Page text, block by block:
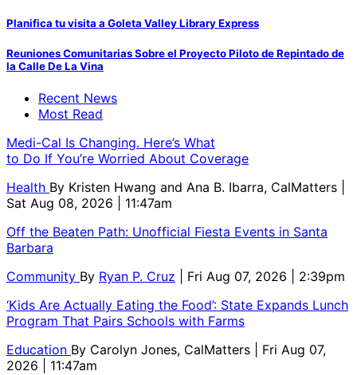
Planifica tu visita a Goleta Valley Library Express
Reuniones Comunitarias Sobre el Proyecto Piloto de Repintado de
la Calle De La Vina
Recent News
Most Read
Medi-Cal Is Changing. Here’s What
to Do If You’re Worried About Coverage
Health By Kristen Hwang and Ana B. Ibarra, CalMatters
Sat Aug 08, 2026 | 11:47am
Off the Beaten Path: Unofficial Fiesta Events in Santa
Barbara
Community By Ryan P. Cruz
| Fri Aug 07, 2026 | 2:39pm
‘Kids Are Actually Eating the Food’: State Expands Lunch
Program That Pairs Schools with Farms
Education By Carolyn Jones, CalMatters
| Fri Aug 07,
2026 | 11:47am